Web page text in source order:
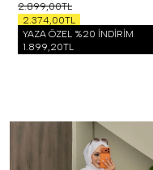
2.899,00TL
2.374,00TL
YAZA ÖZEL %20 İNDİRİM
1.899,20TL